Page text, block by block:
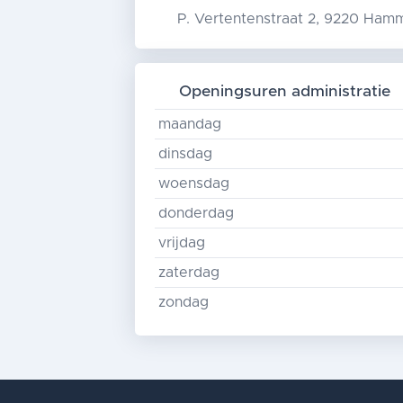
P. Vertentenstraat 2, 9220
Openingsuren administratie
maandag
dinsdag
woensdag
donderdag
vrijdag
zaterdag
zondag